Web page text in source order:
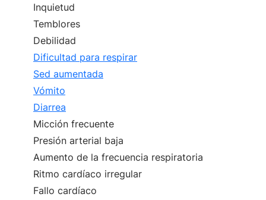
Inquietud
Temblores
Debilidad
Dificultad para respirar
Sed aumentada
Vómito
Diarrea
Micción frecuente
Presión arterial baja
Aumento de la frecuencia respiratoria
Ritmo cardíaco irregular
Fallo cardíaco